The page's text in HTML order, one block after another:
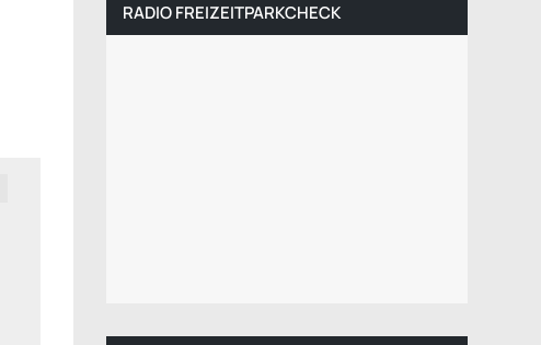
RADIO FREIZEITPARKCHECK